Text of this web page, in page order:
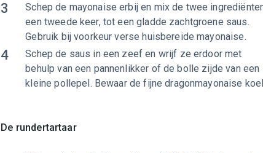
3
Schep de mayonaise erbij en mix de twee
een tweede keer, tot een gladde zachtgroene saus.
Gebruik bij voorkeur verse huisbereide mayonaise.
4
Schep de saus in een zeef en wrijf ze erdoor met
behulp van een pannenlikker of de bolle zijde van een
kleine pollepel. Bewaar de fijne dragonmayonaise
De rundertartaar